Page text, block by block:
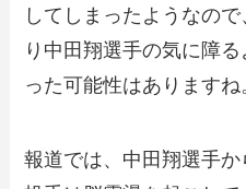
してしまったようなの
り中田翔選手の気に障
った可能性はありますね
報道では、中田翔選手